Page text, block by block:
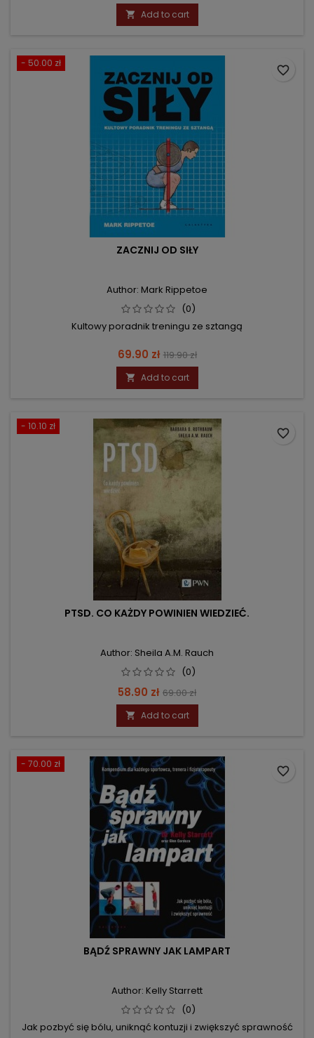
price
 Add to cart
- 50.00 zł
ZACZNIJ OD SIŁY
Author: Mark Rippetoe
(0)
Kultowy poradnik treningu ze sztangą
Price
69.90 zł Regular
price
119.90 zł
 Add to cart
favorite_border
- 10.10 zł
PTSD. CO KAŻDY POWINIEN WIEDZIEĆ.
Author: Sheila A.M. Rauch
(0)
Price
58.90 zł Regular
price
69.00 zł
 Add to cart
favorite_border
- 70.00 zł
BĄDŹ SPRAWNY JAK LAMPART
Author: Kelly Starrett
(0)
Jak pozbyć się bólu, uniknąć kontuzji i zwiększyć sprawność
favorite_border